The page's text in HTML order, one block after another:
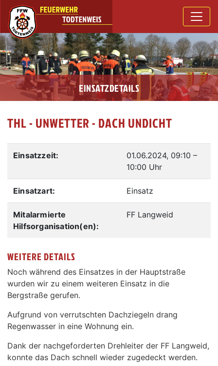
EINSATZDETAILS
THL - UNWETTER - DACH UNDICHT
Einsatzzeit: 01.06.2024, 09:10 –
10:00 Uhr
Einsatzart: Einsatz
Mitalarmierte
Hilfsorganisation(en):
FF Langweid
WEITERE DETAILS
Noch während des Einsatzes in der Hauptstraße
wurden wir zu einem weiteren Einsatz in die
Bergstraße gerufen.
Aufgrund von verrutschten Dachziegeln drang
Regenwasser in eine Wohnung ein.
Dank der nachgeforderten Drehleiter der FF Langweid,
konnte das Dach schnell wieder zugedeckt werden.